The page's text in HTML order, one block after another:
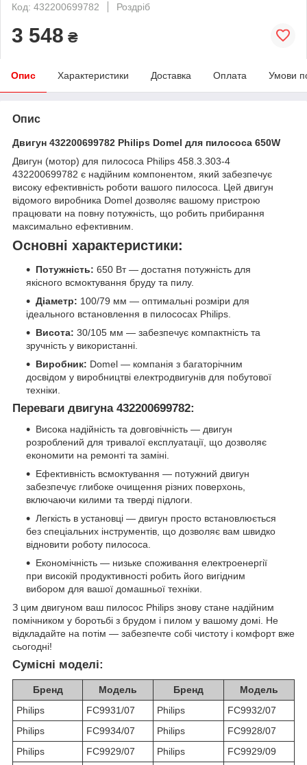
Код: 432200699782
Роздріб
3 548 ₴
Опис Характеристики Доставка Оплата Умови
Опис
Двигун 432200699782 Philips Domel для пилососа 650W
Двигун (мотор) для пилососа Philips 458.3.303-4
432200699782 є надійним компонентом, який забезпечує
високу ефективність роботи вашого пилососа. Цей двигун
відомого виробника Domel дозволяє вашому пристрою
працювати на повну потужність, що робить прибирання
максимально ефективним.
Основні характеристики:
Потужність: 650 Вт — достатня потужність для
якісного всмоктування бруду та пилу.
Діаметр: 100/79 мм — оптимальні розміри для
ідеального встановлення в пилососах Philips.
Висота: 30/105 мм — забезпечує компактність та
зручність у використанні.
Виробник: Domel — компанія з багаторічним
досвідом у виробництві електродвигунів для побутової
техніки.
Переваги двигуна 432200699782:
Висока надійність та довговічність — двигун
розроблений для тривалої експлуатації, що дозволяє
економити на ремонті та заміні.
Ефективність всмоктування — потужний двигун
забезпечує глибоке очищення різних поверхонь,
включаючи килими та тверді підлоги.
Легкість в установці — двигун просто встановлюється
без спеціальних інструментів, що дозволяє вам швидко
відновити роботу пилососа.
Економічність — низьке споживання електроенергії
при високій продуктивності робить його вигідним
вибором для вашої домашньої техніки.
З цим двигуном ваш пилосос Philips знову стане надійним
помічником у боротьбі з брудом і пилом у вашому домі. Не
відкладайте на потім — забезпечте собі чистоту і комфорт вже
сьогодні!
Сумісні моделі:
Бренд Модель Бренд
Модель
Philips
FC9931/07 Philips
FC9932/07
Philips
FC9934/07 Philips
FC9928/07
Philips
FC9929/07 Philips FC9929/09